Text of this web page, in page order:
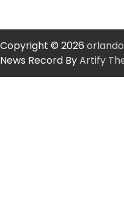
Copyright © 2026
News Record ByArtify